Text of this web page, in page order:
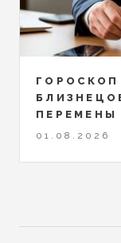
ГОРОСКОП
01.08.2026